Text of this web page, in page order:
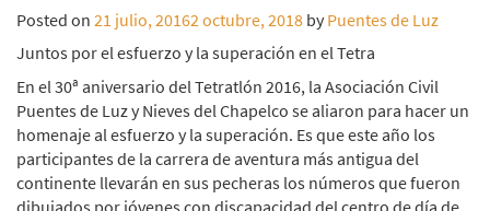
Posted on 21 julio, 20162 octubre, 2018 by Puentes de Luz
Juntos por el esfuerzo y la superación en el Tetra
En el 30ª aniversario del Tetratlón 2016, la Asociación Civil
Puentes de Luz y Nieves del Chapelco se aliaron para hacer un
homenaje al esfuerzo y la superación. Es que este año los
participantes de la carrera de aventura más antigua del
continente llevarán en sus pecheras los números que fueron
dibujados por jóvenes con discapacidad del centro de día de